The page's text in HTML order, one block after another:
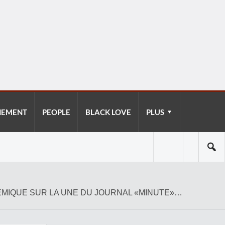
PEOPLE BLACK LOVE PLUS
SUR LA UNE DU JOURNAL «MINUTE»…